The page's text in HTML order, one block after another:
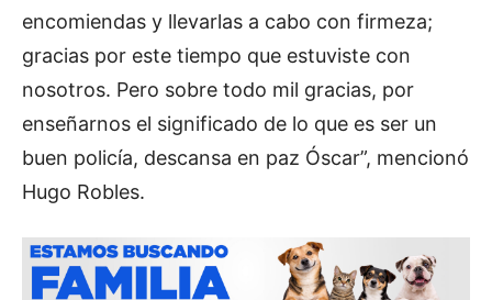
encomiendas y llevarlas a cabo con firmeza;
gracias por este tiempo que estuviste con
nosotros. Pero sobre todo mil gracias, por
enseñarnos el significado de lo que es ser un
buen policía, descansa en paz Óscar”, mencionó
Hugo Robles.